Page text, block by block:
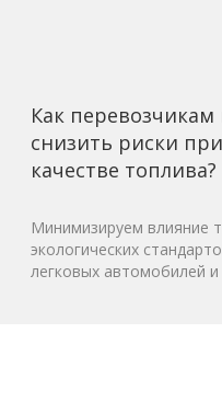
Как
снизить риски
качестве топлива?
Минимизируем влияние
экологических
легковых автомобилей